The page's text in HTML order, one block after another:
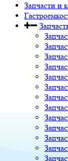
Запчасти и